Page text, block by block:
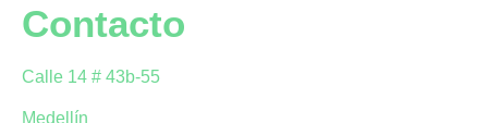
Contacto
Calle 14 # 43b-55
Medellín